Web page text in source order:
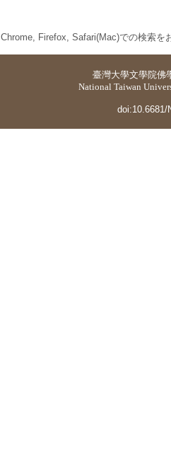
Chrome, Firefox, Safari(Mac)での検索を
臺灣大學文學院佛
National Taiwan
doi:10.6681/